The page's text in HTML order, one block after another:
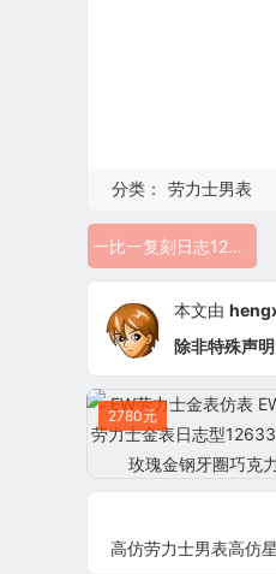
分类： 劳力士男表
一比一复刻日志126200 GMF厂1比1劳力士
本文由
除非特殊声
2780元
高仿劳力士男表高仿星期日